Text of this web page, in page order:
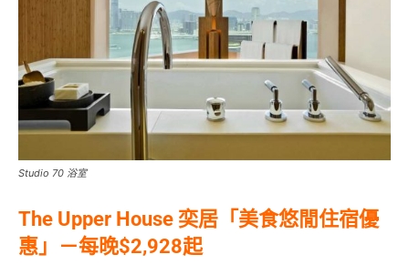
Studio 70 浴室
The Upper House 奕居「美食悠閒住宿優
惠」－每晚$2,928起